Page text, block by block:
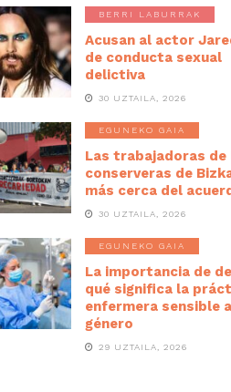
BERRI LABURRAK
Acusan al actor
de conducta sexual
delictiva
30 UZTAILA, 2026
EGUNEKO GAIA
Las trabajadoras de
conserveras de
más cerca del
30 UZTAILA, 2026
EGUNEKO GAIA
La importancia de
qué significa la
enfermera sensible
género
29 UZTAILA, 2026